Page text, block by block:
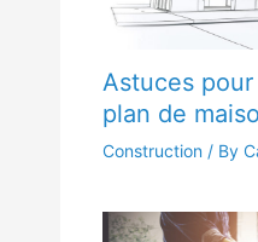
Astuces
plan de
Construction / By